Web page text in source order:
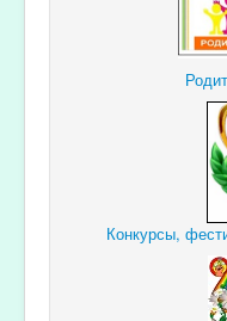
Конкурсы,